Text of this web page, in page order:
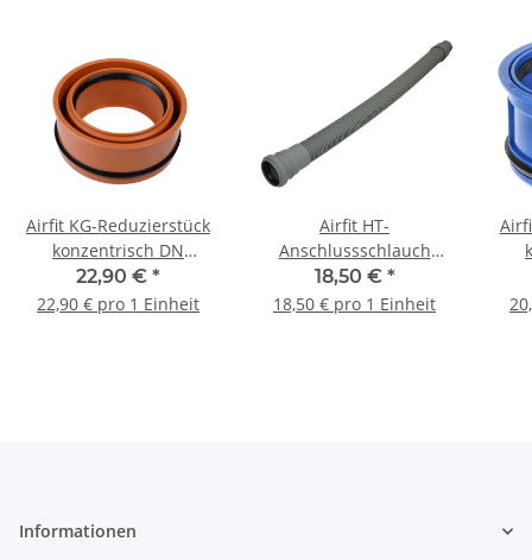
Airfit KG-Reduzierstück
konzentrisch DN
160/125 160125KG
22,90 € *
22,90 € pro 1 Einheit
Airfit HT-
Anschlussschlauch
DN50 x 750 mm
Spitzende DN40|50
18,50 € *
18,50 € pro 1 Einheit
Informationen